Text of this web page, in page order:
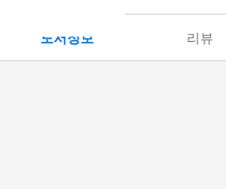
도서정보 리뷰